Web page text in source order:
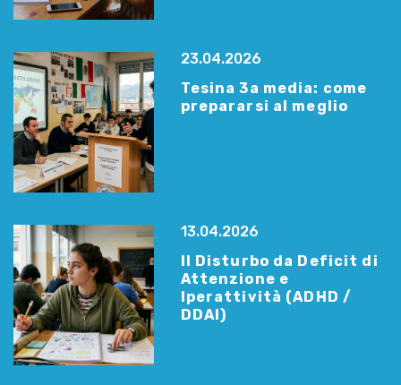
23.04.2026
Tesina 3a media: come
prepararsi al meglio
13.04.2026
Il Disturbo da Deficit di
Attenzione e
Iperattività (ADHD /
DDAI)